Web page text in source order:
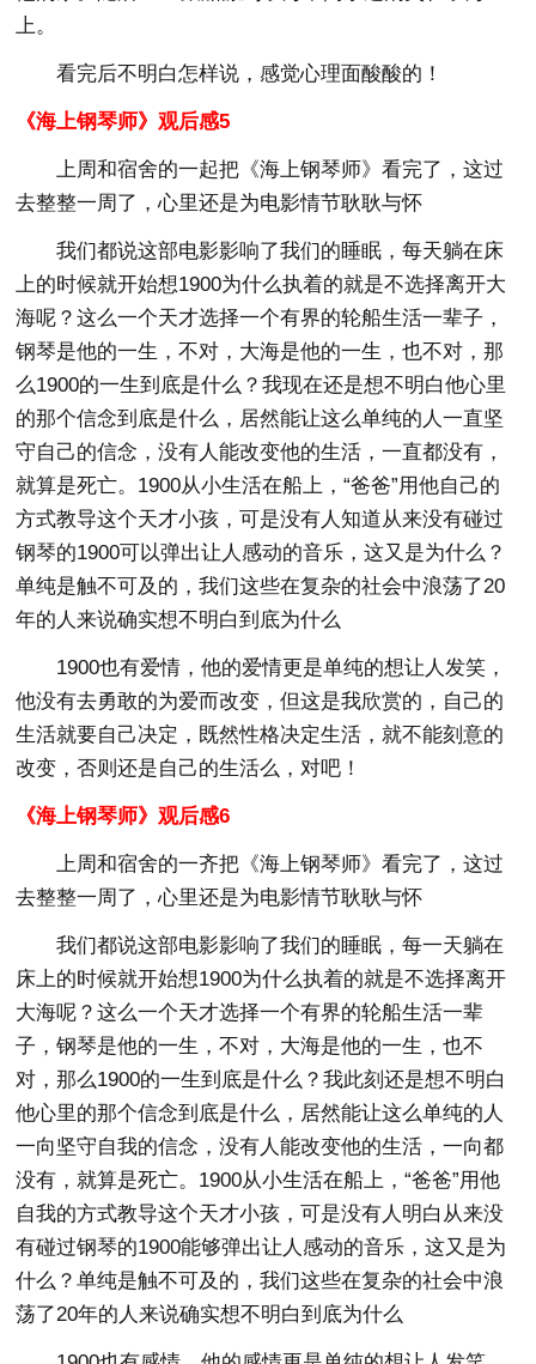
上。
看完后不明白怎样说，感觉心理面酸酸的！
《海上钢琴师》观后感5
上周和宿舍的一起把《海上钢琴师》看完了，这过
去整整一周了，心里还是为电影情节耿耿与怀
我们都说这部电影影响了我们的睡眠，每天躺在床
上的时候就开始想1900为什么执着的就是不选择离开大
海呢？这么一个天才选择一个有界的轮船生活一辈子，
钢琴是他的一生，不对，大海是他的一生，也不对，那
么1900的一生到底是什么？我现在还是想不明白他心里
的那个信念到底是什么，居然能让这么单纯的人一直坚
守自己的信念，没有人能改变他的生活，一直都没有，
就算是死亡。1900从小生活在船上，“爸爸”用他自己的
方式教导这个天才小孩，可是没有人知道从来没有碰过
钢琴的1900可以弹出让人感动的音乐，这又是为什么？
单纯是触不可及的，我们这些在复杂的社会中浪荡了20
年的人来说确实想不明白到底为什么
1900也有爱情，他的爱情更是单纯的想让人发笑，
他没有去勇敢的为爱而改变，但这是我欣赏的，自己的
生活就要自己决定，既然性格决定生活，就不能刻意的
改变，否则还是自己的生活么，对吧！
《海上钢琴师》观后感6
上周和宿舍的一齐把《海上钢琴师》看完了，这过
去整整一周了，心里还是为电影情节耿耿与怀
我们都说这部电影影响了我们的睡眠，每一天躺在
床上的时候就开始想1900为什么执着的就是不选择离开
大海呢？这么一个天才选择一个有界的轮船生活一辈
子，钢琴是他的一生，不对，大海是他的一生，也不
对，那么1900的一生到底是什么？我此刻还是想不明白
他心里的那个信念到底是什么，居然能让这么单纯的人
一向坚守自我的信念，没有人能改变他的生活，一向都
没有，就算是死亡。1900从小生活在船上，“爸爸”用他
自我的方式教导这个天才小孩，可是没有人明白从来没
有碰过钢琴的1900能够弹出让人感动的音乐，这又是为
什么？单纯是触不可及的，我们这些在复杂的社会中浪
荡了20年的人来说确实想不明白到底为什么